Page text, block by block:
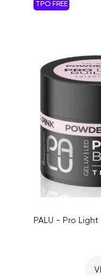
TPO FREE